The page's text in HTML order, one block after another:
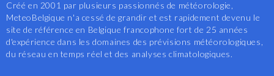
Créé en 2001 par plusieurs passionnés de météorologie,
MeteoBelgique n'a cessé de grandir et est rapidement devenu le
site de référence en Belgique francophone fort de 25 années
d'expérience dans les domaines des prévisions météorologiques,
du réseau en temps réel et des analyses climatologiques.